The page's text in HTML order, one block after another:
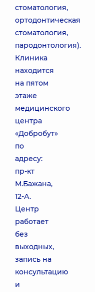
стоматология,
ортодонтическая
стоматология,
пародонтология).
Клиника
находится
на пятом
этаже
медицинского
центра
«Добробут»
по
адресу:
пр-кт
М.Бажана,
12-А.
Центр
работает
без
выходных,
запись на
консультацию
и